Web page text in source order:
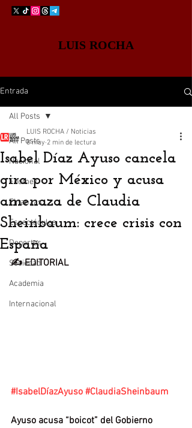
LUIS ROCHA
Entrada
All Posts
Nacional
Edomex
Finanzas
Espectáculos
Deportes
Sociedad
Academia
Internacional
All Posts
Isabel Díaz Ayuso cancela
gira por México y acusa
amenaza de Claudia
Sheinbaum: crece crisis con
España
LUIS ROCHA / Noticias
8 may 2 min de lectura
✍️ EDITORIAL
#IsabelDíazAyuso #ClaudiaSheinbaum
Ayuso acusa “boicot” del Gobierno